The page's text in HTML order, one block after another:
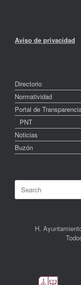
Aviso de privacidad
Directorio
Normatividad
Portal de
PNT
Noticias
Buzón
Search
for:
H.